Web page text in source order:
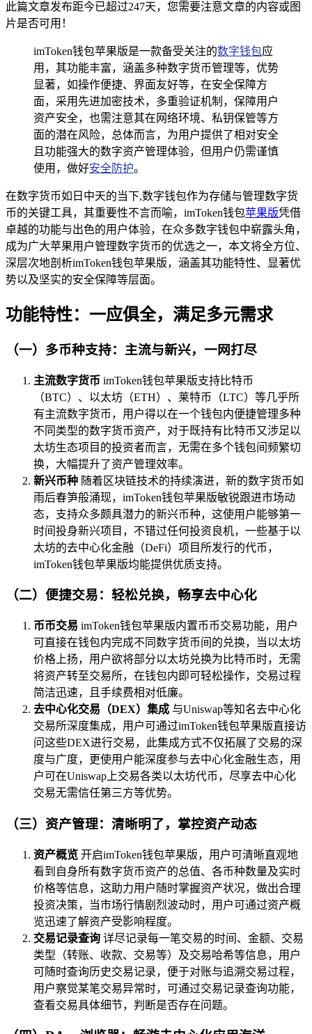
此篇文章发布距今已超过247天，您需要注意文章的内容或图
片是否可用！
imToken钱包苹果版是一款备受关注的数字钱包应
用，其功能丰富，涵盖多种数字货币管理等，优势
显著，如操作便捷、界面友好等，在安全保障方
面，采用先进加密技术，多重验证机制，保障用户
资产安全，也需注意其在网络环境、私钥保管等方
面的潜在风险，总体而言，为用户提供了相对安全
且功能强大的数字资产管理体验，但用户仍需谨慎
使用，做好安全防护。
在数字货币如日中天的当下,数字钱包作为存储与管理数字货
币的关键工具，其重要性不言而喻，imToken钱包苹果版凭借
卓越的功能与出色的用户体验，在众多数字钱包中崭露头角，
成为广大苹果用户管理数字货币的优选之一，本文将全方位、
深层次地剖析imToken钱包苹果版，涵盖其功能特性、显著优
势以及坚实的安全保障等层面。
功能特性：一应俱全，满足多元需求
（一）多币种支持：主流与新兴，一网打尽
主流数字货币 imToken钱包苹果版支持比特币
（BTC）、以太坊（ETH）、莱特币（LTC）等几乎所
有主流数字货币，用户得以在一个钱包内便捷管理多种
不同类型的数字货币资产，对于既持有比特币又涉足以
太坊生态项目的投资者而言，无需在多个钱包间频繁切
换，大幅提升了资产管理效率。
新兴币种 随着区块链技术的持续演进，新的数字货币如
雨后春笋般涌现，imToken钱包苹果版敏锐跟进市场动
态，支持众多颇具潜力的新兴币种，这使用户能够第一
时间投身新兴项目，不错过任何投资良机，一些基于以
太坊的去中心化金融（DeFi）项目所发行的代币，
imToken钱包苹果版均能提供优质支持。
（二）便捷交易：轻松兑换，畅享去中心化
币币交易 imToken钱包苹果版内置币币交易功能，用户
可直接在钱包内完成不同数字货币间的兑换，当以太坊
价格上扬，用户欲将部分以太坊兑换为比特币时，无需
将资产转至交易所，在钱包内即可轻松操作，交易过程
简洁迅速，且手续费相对低廉。
去中心化交易（DEX）集成 与Uniswap等知名去中心化
交易所深度集成，用户可通过imToken钱包苹果版直接访
问这些DEX进行交易，此集成方式不仅拓展了交易的深
度与广度，更使用户能深度参与去中心化金融生态，用
户可在Uniswap上交易各类以太坊代币，尽享去中心化
交易无需信任第三方等优势。
（三）资产管理：清晰明了，掌控资产动态
资产概览 开启imToken钱包苹果版，用户可清晰直观地
看到自身所有数字货币资产的总值、各币种数量及实时
价格等信息，这助力用户随时掌握资产状况，做出合理
投资决策，当市场行情剧烈波动时，用户可通过资产概
览迅速了解资产受影响程度。
交易记录查询 详尽记录每一笔交易的时间、金额、交易
类型（转账、收款、交易等）及交易哈希等信息，用户
可随时查询历史交易记录，便于对账与追溯交易过程，
用户察觉某笔交易异常时，可通过交易记录查询功能，
查看交易具体细节，判断是否存在问题。